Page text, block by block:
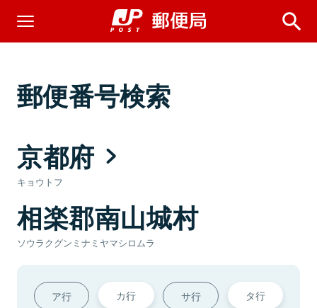
郵便番号検索
京都府
キョウトフ
相楽郡南山城村
ソウラクグンミナミヤマシロムラ
ア行 カ行 サ行 タ行